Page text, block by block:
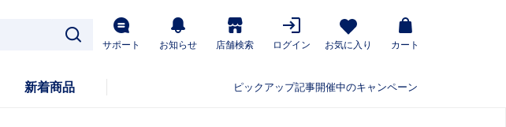
サポート お知らせ 店舗検索 ログイン お気に入り カート
新着商品 ピックアップ記事開催中のキャンペーン